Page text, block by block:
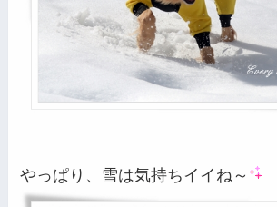
やっぱり、雪は気持ちイイね～